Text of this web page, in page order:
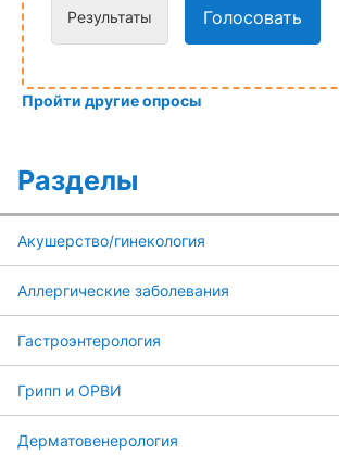
Разделы
Акушерство/гинекология
Аллергические заболевания
Гастроэнтерология
Грипп и ОРВИ
Дерматовенерология
Результаты Голосовать
Пройти другие опросы